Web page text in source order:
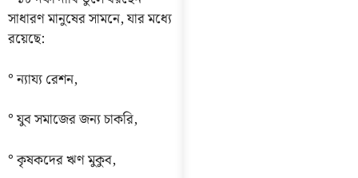
সাধারণ মানুষের সামনে, যার মধ্যে
রয়েছে:
° ন্যায্য রেশন,
° যুব সমাজের জন্য চাকরি,
° কৃষকদের ঋণ মুকুব,